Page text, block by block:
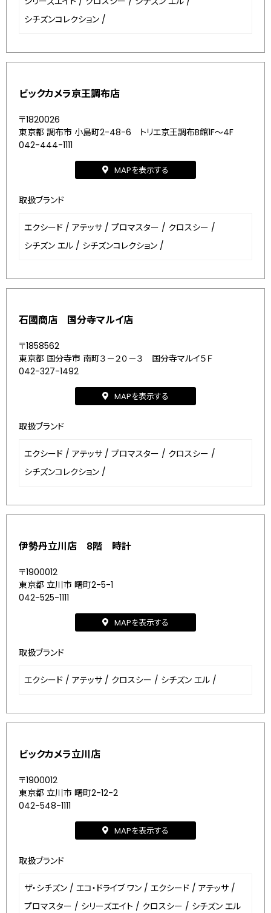
シチズンコレクション /
ビックカメラ京王調布店
〒1820026
東京都 調布市 小島町2-48-6 トリエ京王調布B館1F～4F
042-444-1111
MAPを表示する
取扱ブランド
エクシード / アテッサ / プロマスター / クロスシー /
シチズン エル / シチズンコレクション /
石國商店 国分寺マルイ店
〒1858562
東京都 国分寺市 南町３－２０－３ 国分寺マルイ５Ｆ
042-327-1492
MAPを表示する
取扱ブランド
エクシード / アテッサ / プロマスター / クロスシー /
シチズンコレクション /
伊勢丹立川店 8階 時計
〒1900012
東京都 立川市 曙町2-5-1
042-525-1111
MAPを表示する
取扱ブランド
エクシード / アテッサ / クロスシー / シチズン エル /
ビックカメラ立川店
〒1900012
東京都 立川市 曙町2-12-2
042-548-1111
MAPを表示する
取扱ブランド
ザ・シチズン / エコ・ドライブ ワン / エクシード / アテッサ /
プロマスター / シリーズエイト / クロスシー / シチズン エル